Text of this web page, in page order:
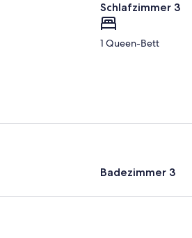
Schlafzimmer 3
1 Queen-Bett
Badezimmer 3